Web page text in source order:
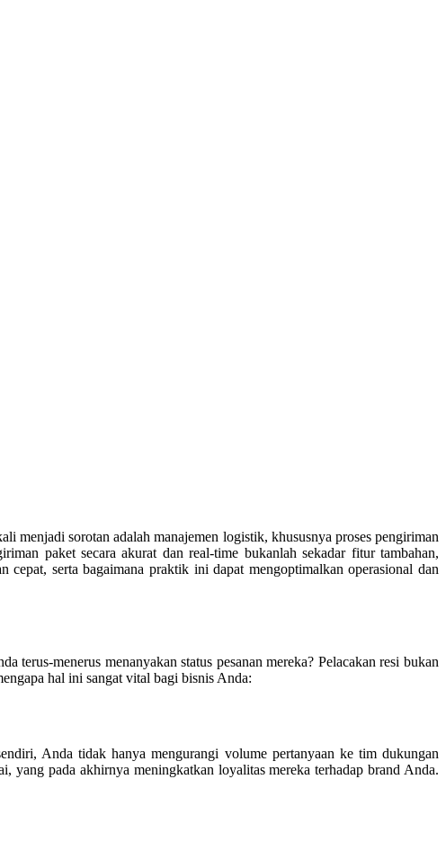
menjadi sorotan adalah manajemen logistik, khususnya proses pengiriman
paket secara akurat dan real-time bukanlah sekadar fitur tambahan,
serta bagaimana praktik ini dapat mengoptimalkan operasional dan
menerus menanyakan status pesanan mereka? Pelacakan resi bukan
hal ini sangat vital bagi bisnis Anda:
Anda tidak hanya mengurangi volume pertanyaan ke tim dukungan
yang pada akhirnya meningkatkan loyalitas mereka terhadap brand Anda.